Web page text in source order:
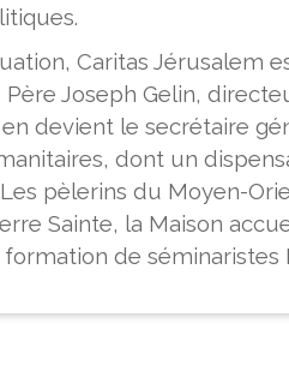
Caritas Jérusalem
Joseph Gelin,
en devient le secrétaire
dont un
Les pèlerins du Moyen-
Sainte, la Maison
formation de séminaristes